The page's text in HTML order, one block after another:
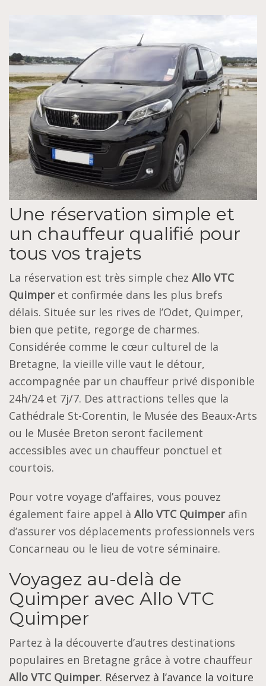
Une réservation simple et
un chauffeur qualifié pour
tous vos trajets
La réservation est très simple chez Allo VTC
Quimperet confirmée dans les plus brefs
délais. Située sur les rives de l’Odet, Quimper,
bien que petite, regorge de charmes.
Considérée comme le cœur culturel de la
Bretagne, la vieille ville vaut le détour,
accompagnée par un chauffeur privé disponible
24h/24 et 7j/7. Des attractions telles que la
Cathédrale St-Corentin, le Musée des Beaux-Arts
ou le Musée Breton seront facilement
accessibles avec un chauffeur ponctuel et
courtois.
Pour votre voyage d’affaires, vous pouvez
également faire appel à Allo VTC Quimperafin
d’assurer vos déplacements professionnels vers
Concarneau ou le lieu de votre séminaire.
Voyagez au-delà de
Quimper avec Allo VTC
Quimper
Partez à la découverte d’autres destinations
populaires en Bretagne grâce à votre chauffeur
Allo VTC Quimper. Réservez à l’avance la voiture